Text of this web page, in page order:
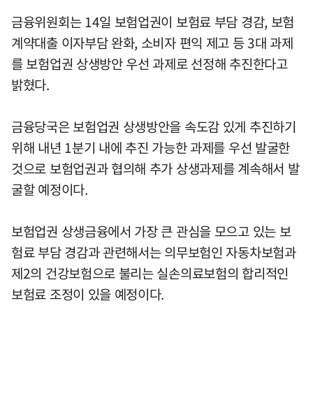
금융위원회는 14일 보험업권이 보험료 부담 경감, 보험
계약대출 이자부담 완화, 소비자 편익 제고 등 3대 과제
를 보험업권 상생방안 우선 과제로 선정해 추진한다고
밝혔다.
금융당국은 보험업권 상생방안을 속도감 있게 추진하기
위해 내년 1분기 내에 추진 가능한 과제를 우선 발굴한
것으로 보험업권과 협의해 추가 상생과제를 계속해서 발
굴할 예정이다.
보험업권 상생금융에서 가장 큰 관심을 모으고 있는 보
험료 부담 경감과 관련해서는 의무보험인 자동차보험과
제2의 건강보험으로 불리는 실손의료보험의 합리적인
보험료 조정이 있을 예정이다.